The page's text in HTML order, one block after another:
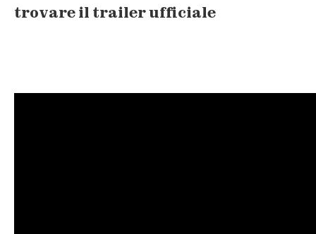
trovare il trailer ufficiale